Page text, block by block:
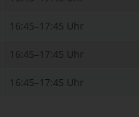
16:45–17:45 Uhr
16:45–17:45 Uhr
16:45–17:45 Uhr